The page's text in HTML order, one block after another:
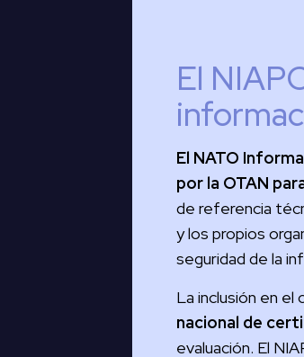
El
El NATO
por la OTAN
de referencia
y los propios
seguridad de la
La inclusión en el
nacional de
evaluación. El